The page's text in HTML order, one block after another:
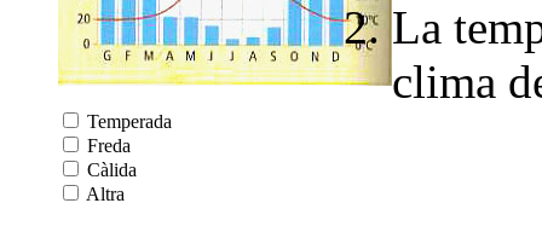
La
clima
Temperada
Freda
Càlida
Altra